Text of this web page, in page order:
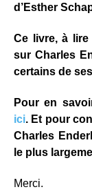
d’Esther
Ce livre, à
sur Charles
certains de
Pour en
ici. Et pour
Charles
le plus
Merci.